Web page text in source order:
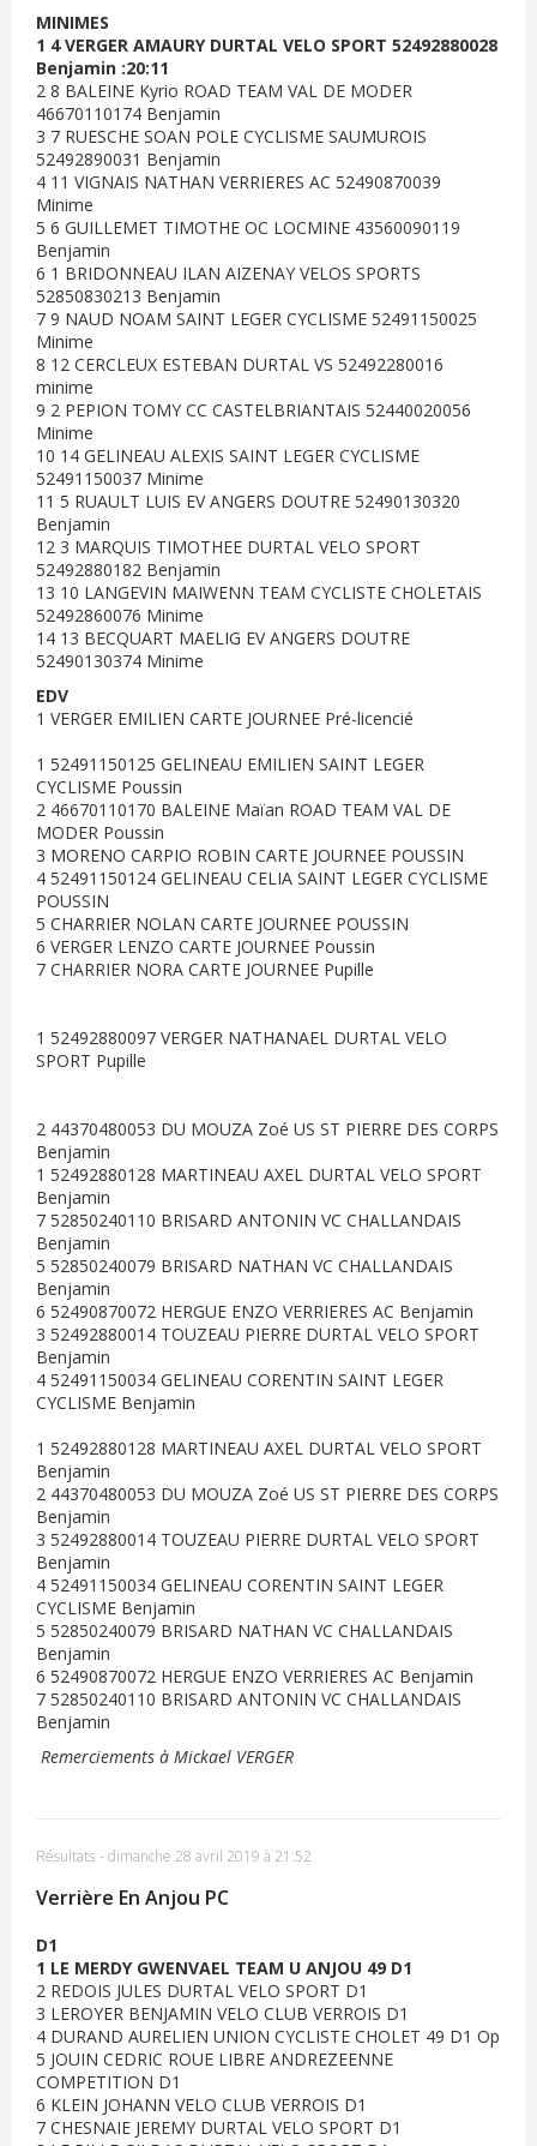
MINIMES
1 4 VERGER AMAURY DURTAL VELO SPORT 52492880028
Benjamin :20:11
2 8 BALEINE Kyrio ROAD TEAM VAL DE MODER
46670110174 Benjamin
3 7 RUESCHE SOAN POLE CYCLISME SAUMUROIS
52492890031 Benjamin
4 11 VIGNAIS NATHAN VERRIERES AC 52490870039
Minime
5 6 GUILLEMET TIMOTHE OC LOCMINE 43560090119
Benjamin
6 1 BRIDONNEAU ILAN AIZENAY VELOS SPORTS
52850830213 Benjamin
7 9 NAUD NOAM SAINT LEGER CYCLISME 52491150025
Minime
8 12 CERCLEUX ESTEBAN DURTAL VS 52492280016
minime
9 2 PEPION TOMY CC CASTELBRIANTAIS 52440020056
Minime
10 14 GELINEAU ALEXIS SAINT LEGER CYCLISME
52491150037 Minime
11 5 RUAULT LUIS EV ANGERS DOUTRE 52490130320
Benjamin
12 3 MARQUIS TIMOTHEE DURTAL VELO SPORT
52492880182 Benjamin
13 10 LANGEVIN MAIWENN TEAM CYCLISTE CHOLETAIS
52492860076 Minime
14 13 BECQUART MAELIG EV ANGERS DOUTRE
52490130374 Minime
EDV
1 VERGER EMILIEN CARTE JOURNEE Pré-licencié
1 52491150125 GELINEAU EMILIEN SAINT LEGER
CYCLISME Poussin
2 46670110170 BALEINE Maïan ROAD TEAM VAL DE
MODER Poussin
3 MORENO CARPIO ROBIN CARTE JOURNEE POUSSIN
4 52491150124 GELINEAU CELIA SAINT LEGER CYCLISME
POUSSIN
5 CHARRIER NOLAN CARTE JOURNEE POUSSIN
6 VERGER LENZO CARTE JOURNEE Poussin
7 CHARRIER NORA CARTE JOURNEE Pupille
1 52492880097 VERGER NATHANAEL DURTAL VELO
SPORT Pupille
2 44370480053 DU MOUZA Zoé US ST PIERRE DES CORPS
Benjamin
1 52492880128 MARTINEAU AXEL DURTAL VELO SPORT
Benjamin
7 52850240110 BRISARD ANTONIN VC CHALLANDAIS
Benjamin
5 52850240079 BRISARD NATHAN VC CHALLANDAIS
Benjamin
6 52490870072 HERGUE ENZO VERRIERES AC Benjamin
3 52492880014 TOUZEAU PIERRE DURTAL VELO SPORT
Benjamin
4 52491150034 GELINEAU CORENTIN SAINT LEGER
CYCLISME Benjamin
1 52492880128 MARTINEAU AXEL DURTAL VELO SPORT
Benjamin
2 44370480053 DU MOUZA Zoé US ST PIERRE DES CORPS
Benjamin
3 52492880014 TOUZEAU PIERRE DURTAL VELO SPORT
Benjamin
4 52491150034 GELINEAU CORENTIN SAINT LEGER
CYCLISME Benjamin
5 52850240079 BRISARD NATHAN VC CHALLANDAIS
Benjamin
6 52490870072 HERGUE ENZO VERRIERES AC Benjamin
7 52850240110 BRISARD ANTONIN VC CHALLANDAIS
Benjamin
Remerciements à Mickael VERGER
Résultats - dimanche 28 avril 2019 à 21:52
Verrière En Anjou PC
D1
1 LE MERDY GWENVAEL TEAM U ANJOU 49 D1
2 REDOIS JULES DURTAL VELO SPORT D1
3 LEROYER BENJAMIN VELO CLUB VERROIS D1
4 DURAND AURELIEN UNION CYCLISTE CHOLET 49 D1 Op
5 JOUIN CEDRIC ROUE LIBRE ANDREZEENNE
COMPETITION D1
6 KLEIN JOHANN VELO CLUB VERROIS D1
7 CHESNAIE JEREMY DURTAL VELO SPORT D1